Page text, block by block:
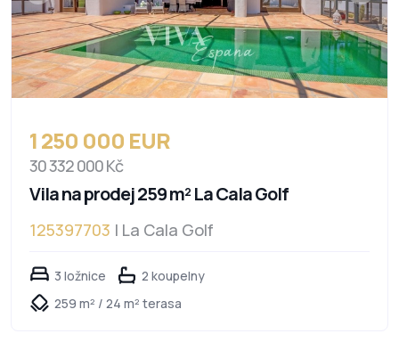
1 250 000 EUR
30 332 000 Kč
Vila na prodej 259 m² La Cala Golf
125397703 | La Cala Golf
3 ložnice
2 koupelny
259 m² / 24 m² terasa